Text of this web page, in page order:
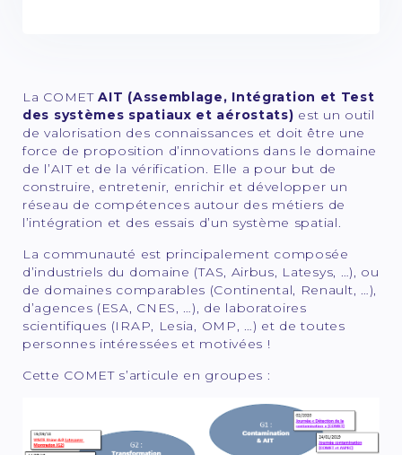
La COMETAIT (Assemblage, Intégration et Test
des systèmes spatiaux et aérostats) est un outil
de valorisation des connaissances et doit être une
force de proposition d’innovations dans le domaine
de l’AIT et de la vérification. Elle a pour but de
construire, entretenir, enrichir et développer un
réseau de compétences autour des métiers de
l’intégration et des essais d’un système spatial.
La communauté est principalement composée
d’industriels du domaine (TAS, Airbus, Latesys, …), ou
de domaines comparables (Continental, Renault, …),
d’agences (ESA, CNES, …), de laboratoires
scientifiques (IRAP, Lesia, OMP, …) et de toutes
personnes intéressées et motivées !
Cette COMET s’articule en groupes :